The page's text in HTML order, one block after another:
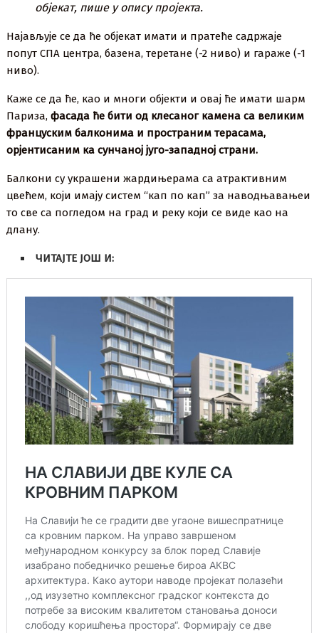
објекат, пише у опису пројекта.
Најављује се да ће објекат имати и пратеће садржаје
попут СПА центра, базена, теретане (-2 ниво) и гараже (-1
ниво).
Каже се да ће, као и многи објекти и овај ће имати шарм
Париза,фасада ће бити од клесаног камена са великим
француским балконима и пространим терасама,
орјентисаним ка сунчаној југо-западној страни.
Балкони су украшени жардињерама са атрактивним
цвећем, који имају систем “кап по кап” за наводњавањеи
то све са погледом на град и реку који се виде као на
длану.
ЧИТАЈТЕ ЈОШ И: